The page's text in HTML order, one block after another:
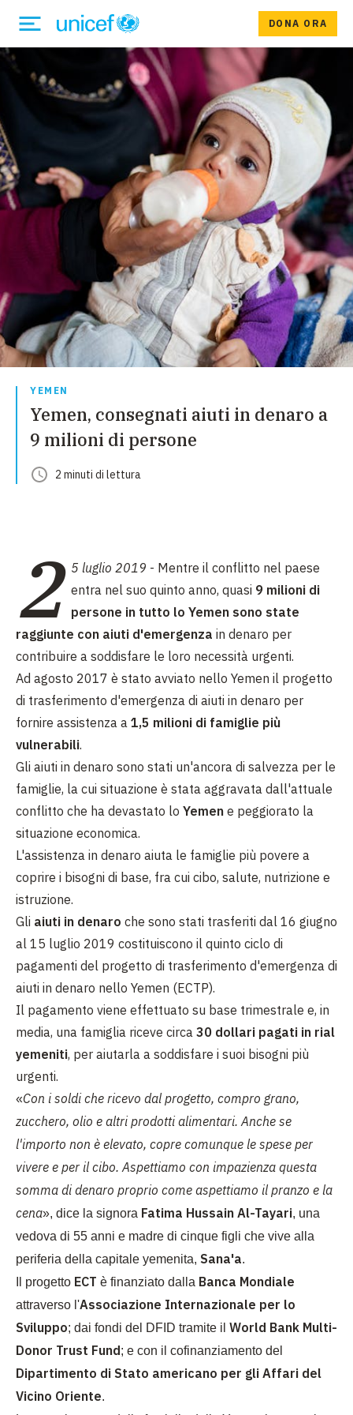
DONA ORA
YEMEN
Yemen, consegnati aiuti in denaro a
9 milioni di persone
2 minuti di lettura
2 5 luglio 2019 - Mentre il conflitto nel paese
entra nel suo quinto anno, quasi 9 milioni di
persone in tutto lo Yemen sono state
raggiunte con aiuti d'emergenza in denaro per
contribuire a soddisfare le loro necessità urgenti.
Ad agosto 2017 è stato avviato nello Yemen il progetto
di trasferimento d'emergenza di aiuti in denaro per
fornire assistenza a 1,5 milioni di famiglie più
vulnerabili.
Gli aiuti in denaro sono stati un'ancora di salvezza per le
famiglie, la cui situazione è stata aggravata dall'attuale
conflitto che ha devastato lo Yemen e peggiorato la
situazione economica.
L'assistenza in denaro aiuta le famiglie più povere a
coprire i bisogni di base, fra cui cibo, salute, nutrizione e
istruzione.
Gli aiuti in denaro che sono stati trasferiti dal 16 giugno
al 15 luglio 2019 costituiscono il quinto ciclo di
pagamenti del progetto di trasferimento d'emergenza di
aiuti in denaro nello Yemen (ECTP).
Il pagamento viene effettuato su base trimestrale e, in
media, una famiglia riceve circa 30 dollari pagati in rial
yemeniti, per aiutarla a soddisfare i suoi bisogni più
urgenti.
«Con i soldi che ricevo dal progetto, compro grano,
zucchero, olio e altri prodotti alimentari. Anche se
l'importo non è elevato, copre comunque le spese per
vivere e per il cibo. Aspettiamo con impazienza questa
somma di denaro proprio come aspettiamo il pranzo e la
cena», dice la signora Fatima Hussain Al-Tayari, una
vedova di 55 anni e madre di cinque figli che vive alla
periferia della capitale yemenita, Sana'a.
Il progetto ECT è finanziato dalla Banca Mondiale
attraverso l'Associazione Internazionale per lo
Sviluppo; dai fondi del DFID tramite il World Bank Multi-
Donor Trust Fund; e con il cofinanziamento del
Dipartimento di Stato americano per gli Affari del
Vicino Oriente.